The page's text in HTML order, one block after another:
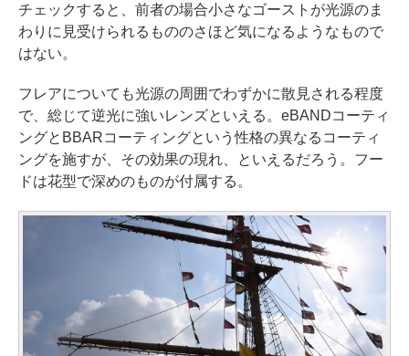
チェックすると、前者の場合小さなゴーストが光源のま
わりに見受けられるもののさほど気になるようなもので
はない。
フレアについても光源の周囲でわずかに散見される程度
で、総じて逆光に強いレンズといえる。eBANDコーティ
ングとBBARコーティングという性格の異なるコーティ
ングを施すが、その効果の現れ、といえるだろう。フー
ドは花型で深めのものが付属する。